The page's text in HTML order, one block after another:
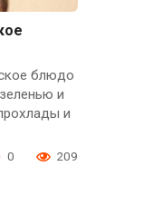
блюдо
и
и
0 209